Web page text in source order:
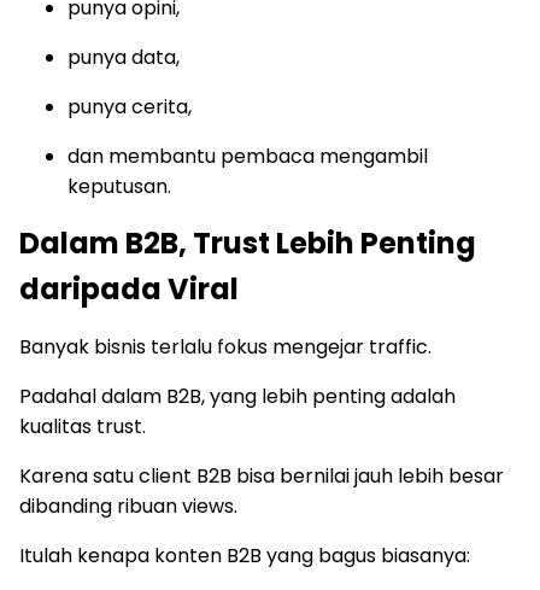
punya opini,
punya data,
punya cerita,
dan membantu pembaca mengambil
keputusan.
Dalam B2B, Trust Lebih Penting
daripada Viral
Banyak bisnis terlalu fokus mengejar traffic.
Padahal dalam B2B, yang lebih penting adalah
kualitas trust.
Karena satu client B2B bisa bernilai jauh lebih besar
dibanding ribuan views.
Itulah kenapa konten B2B yang bagus biasanya: